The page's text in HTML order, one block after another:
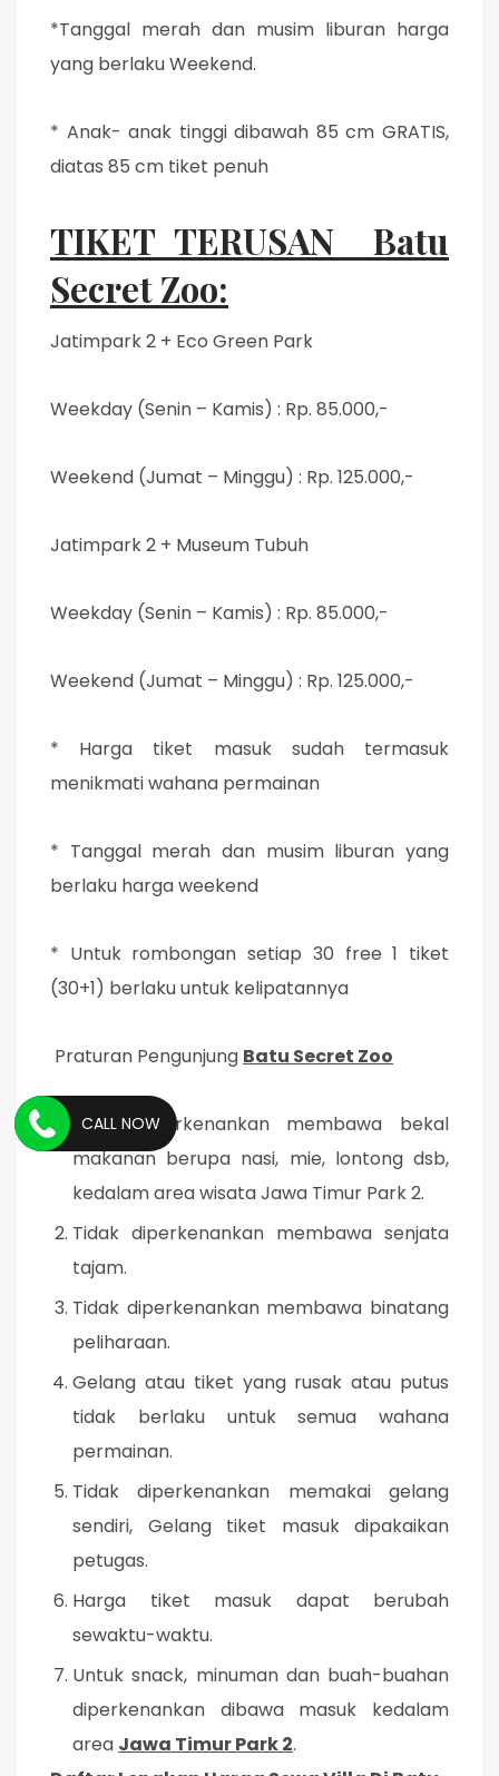
*Tanggal merah dan musim liburan harga
yang berlaku Weekend.
* Anak- anak tinggi dibawah 85 cm GRATIS,
diatas 85 cm tiket penuh
TIKET TERUSAN Batu
Secret Zoo:
Jatimpark 2 + Eco Green Park
Weekday (Senin – Kamis) : Rp. 85.000,-
Weekend (Jumat – Minggu) : Rp. 125.000,-
Jatimpark 2 + Museum Tubuh
Weekday (Senin – Kamis) : Rp. 85.000,-
Weekend (Jumat – Minggu) : Rp. 125.000,-
* Harga tiket masuk sudah termasuk
menikmati wahana permainan
* Tanggal merah dan musim liburan yang
berlaku harga weekend
* Untuk rombongan setiap 30 free 1 tiket
(30+1) berlaku untuk kelipatannya
Praturan Pengunjung Batu Secret Zoo
Tidak diperkenankan membawa bekal
makanan berupa nasi, mie, lontong dsb,
kedalam area wisata Jawa Timur Park 2.
Tidak diperkenankan membawa senjata
tajam.
Tidak diperkenankan membawa binatang
peliharaan.
Gelang atau tiket yang rusak atau putus
tidak berlaku untuk semua wahana
permainan.
Tidak diperkenankan memakai gelang
sendiri, Gelang tiket masuk dipakaikan
petugas.
Harga tiket masuk dapat berubah
sewaktu-waktu.
Untuk snack, minuman dan buah-buahan
diperkenankan dibawa masuk kedalam
area Jawa Timur Park 2.
CALL NOW